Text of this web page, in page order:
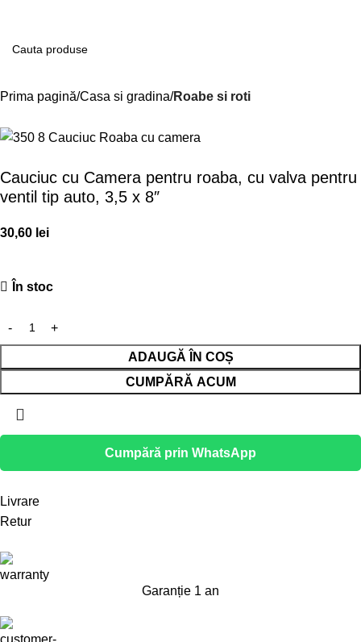
Prima pagină Casa si gradina Roabe si roti
Cauciuc cu Camera pentru roaba, cu valva pentru
ventil tip auto, 3,5 x 8″
30,60 lei
În stoc
ADAUGĂ ÎN COȘ
CUMPĂRĂ ACUM
Cumpără prin WhatsApp
Livrare
Retur
Garanție 1 an